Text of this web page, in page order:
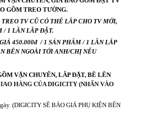
GỒM TREO TƯỜNG.
TV CŨ CÓ THỂ LẮP CHO TV MỚI,
/ 1 LẦN LẮP ĐẶT.
450.000đ / 1 SẢN PHẨM / 1 LẦN LẮP
BÊN NGOÀI TỚI ANH/CHỊ NẾU
VẬN CHUYỂN, LẮP ĐẶT, BÊ LÊN
HÀNG CỦA DIGICITY (NHẤN VÀO
(DIGICITY SẼ BÁO GIÁ PHỤ KIỆN BÊN